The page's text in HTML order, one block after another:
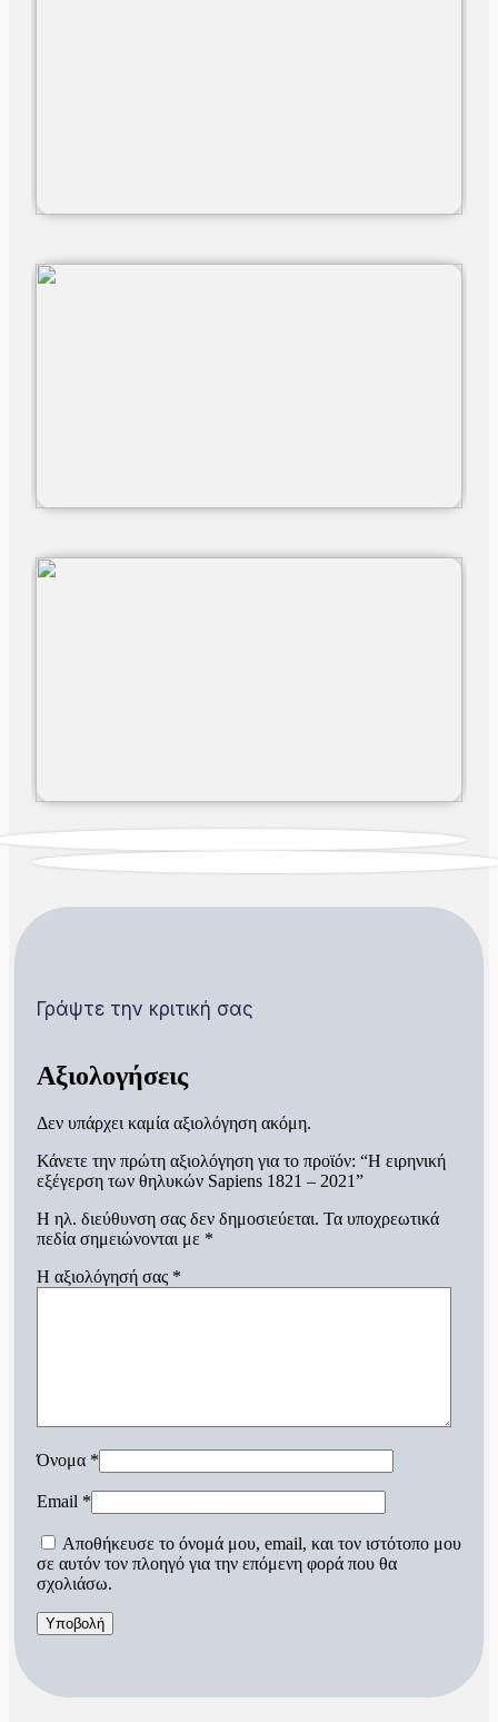
Γράψτε την κριτική σας
Αξιολογήσεις
Δεν υπάρχει καμία αξιολόγηση ακόμη.
Κάνετε την πρώτη αξιολόγηση για το προϊόν: “Η ειρηνική
εξέγερση των θηλυκών Sapiens 1821 – 2021”
Η ηλ. διεύθυνση σας δεν δημοσιεύεται. Τα υποχρεωτικά
πεδία σημειώνονται με *
Η αξιολόγησή σας *
Όνομα *
Email *
Αποθήκευσε το όνομά μου, email, και τον ιστότοπο μου
σε αυτόν τον πλοηγό για την επόμενη φορά που θα
σχολιάσω.